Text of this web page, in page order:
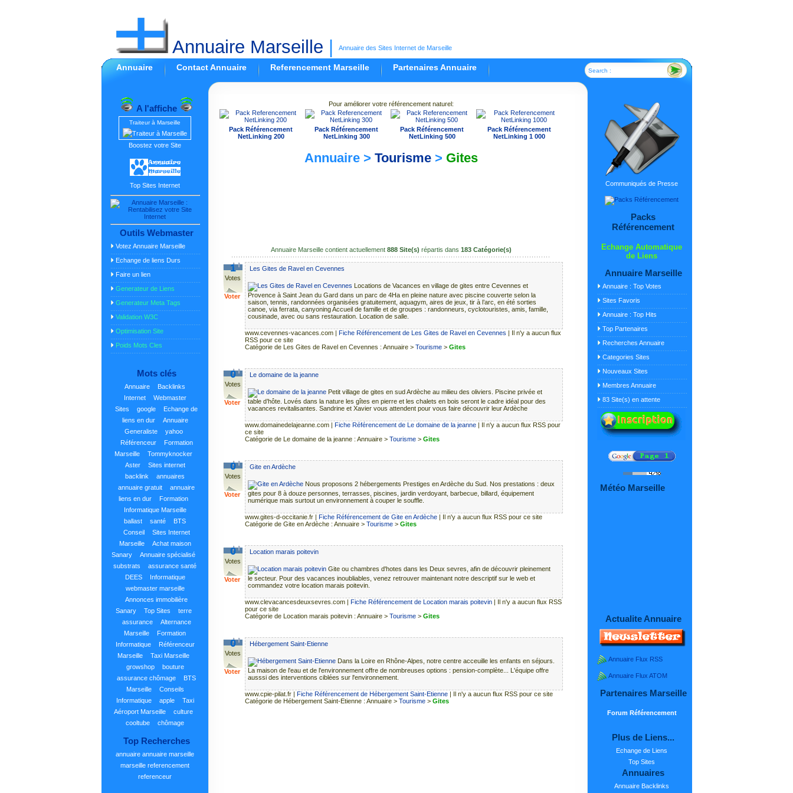
Annuaire Marseille Annuaire des Sites Internet de Marseille
Annuaire Contact Annuaire Referencement Marseille Partenaires Annuaire Search :
A l'affiche
Traiteur à Marseille
Boostez votre Site
Top Sites Internet
Outils Webmaster
Votez Annuaire Marseille
Echange de liens Durs
Faire un lien
Generateur de Liens
Generateur Meta Tags
Validation W3C
Optimisation Site
Poids Mots Cles
Mots clés
Annuaire
Backlinks
Internet
Webmaster
Sites
google
Echange de
liens en dur
Annuaire
Generaliste
yahoo
Référenceur
Formation
Marseille
Tommyknocker
Aster
Sites internet
backlink
annuaires
annuaire gratuit
annuaire
liens en dur
Formation
Informatique Marseille
ballast
santé
BTS
Conseil
Sites Internet
Marseille
Achat maison
Sanary
Annuaire spécialisé
substrats
assurance santé
DEES
Informatique
webmaster marseille
Annonces immobilière
Sanary
Top Sites
terre
assurance
Alternance
Marseille
Formation
Informatique
Référenceur
Marseille
Taxi Marseille
growshop
bouture
assurance chômage
BTS
Marseille
Conseils
Informatique
apple
Taxi
Aéroport Marseille
culture
cooltube
chômage
Top Recherches
annuaire annuaire marseille
marseille referencement
referenceur
Pour améliorer votre référencement naturel:
Pack Référencement
NetLinking 200
Pack Référencement
NetLinking 300
Pack Référencement
NetLinking 500
Pack Référencement
NetLinking 1 000
Annuaire > Tourisme> Gites
Annuaire Marseille contient actuellement 888 Site(s) répartis dans 183 Catégorie(s)
1
Votes
Voter
Les Gites de Ravel en Cevennes
Locations de Vacances en village de gites entre Cevennes et
Provence à Saint Jean du Gard dans un parc de 4Ha en pleine nature avec piscine couverte selon la
saison, tennis, randonnées organisées gratuitement, aquagym, aires de jeux, tir à l’arc, en été sorties
canoe, via ferrata, canyoning Accueil de famille et de groupes : randonneurs, cyclotouristes, amis, famille,
cousinade, avec ou sans restauration. Location de salle.
www.cevennes-vacances.com| Fiche Référencement de Les Gites de Ravel en Cevennes | Il n'y a aucun flux
RSS pour ce site
Catégorie de Les Gites de Ravel en Cevennes : Annuaire > Tourisme> Gites
0
Votes
Voter
Le domaine de la jeanne
Petit village de gites en sud Ardèche au milieu des oliviers. Piscine privée et
table d’hôte. Lovés dans la nature les gîtes en pierre et les chalets en bois seront le cadre idéal pour des
vacances revitalisantes. Sandrine et Xavier vous attendent pour vous faire découvrir leur Ardèche
www.domainedelajeanne.com| Fiche Référencement de Le domaine de la jeanne| Il n'y a aucun flux RSS pour
ce site
Catégorie de Le domaine de la jeanne : Annuaire > Tourisme> Gites
0
Votes
Voter
Gite en Ardèche
Nous proposons 2 hébergements Prestiges en Ardèche du Sud. Nos prestations : deux
gites pour 8 à douze personnes, terrasses, piscines, jardin verdoyant, barbecue, billard, équipement
numérique mais surtout un environnement à couper le souffle.
www.gites-d-occitanie.fr| Fiche Référencement de Gite en Ardèche| Il n'y a aucun flux RSS pour ce site
Catégorie de Gite en Ardèche : Annuaire > Tourisme> Gites
0
Votes
Voter
Location marais poitevin
Gite ou chambres d'hotes dans les Deux sevres, afin de découvrir pleinement
le secteur. Pour des vacances inoubliables, venez retrouver maintenant notre descriptif sur le web et
commandez votre location marais poitevin.
www.clevacancesdeuxsevres.com| Fiche Référencement de Location marais poitevin| Il n'y a aucun flux RSS
pour ce site
Catégorie de Location marais poitevin : Annuaire > Tourisme> Gites
0
Votes
Voter
Hébergement Saint-Etienne
Dans la Loire en Rhône-Alpes, notre centre acceuille les enfants en séjours.
La maison de l'eau et de l'environnement offre de nombreuses options : pension-complète... L'équipe offre
ausssi des interventions ciblées sur l'environnement.
www.cpie-pilat.fr| Fiche Référencement de Hébergement Saint-Etienne| Il n'y a aucun flux RSS pour ce site
Catégorie de Hébergement Saint-Etienne : Annuaire > Tourisme> Gites
Communiqués de Presse
Packs
Référencement
Echange Automatique
de Liens
Annuaire Marseille
Annuaire : Top Votes
Sites Favoris
Annuaire : Top Hits
Top Partenaires
Recherches Annuaire
Categories Sites
Nouveaux Sites
Membres Annuaire
83 Site(s) en attente
Météo Marseille
Actualite Annuaire
Annuaire Flux RSS
Annuaire Flux ATOM
Partenaires Marseille
Forum Référencement
Plus de Liens...
Echange de Liens
Top Sites
Annuaires
Annuaire Backlinks